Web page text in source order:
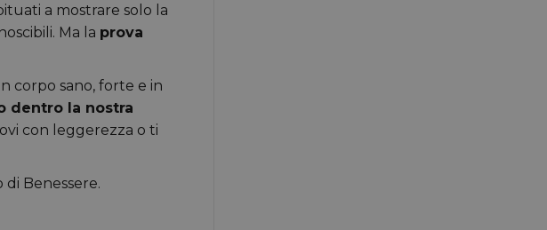
a mostrare solo la
Ma la prova
corpo sano, forte e in
dentro la nostra
con leggerezza o ti
di Benessere.